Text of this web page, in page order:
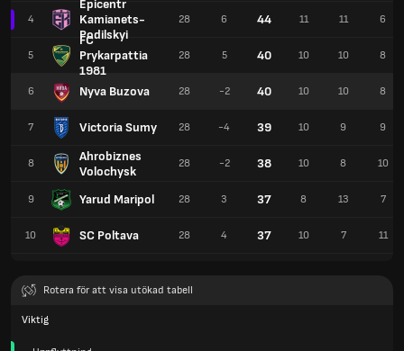
4
Epicentr
Kamianets-
Podilskyi
5
FC
Prykarpattia
1981
6 Nyva Buzova
7 Victoria Sumy
8
Ahrobiznes
Volochysk
9 Yarud Maripol
10 SC Poltava
28 6 44 11 11 6
28 5 40 10 10 8
28 -2 40 10 10 8
28 -4 39 10 9 9
28 -2 38 10 8 10
28 3 37 8 13 7
28 4 37 10 7 11
Rotera för att visa utökad tabell
Viktig